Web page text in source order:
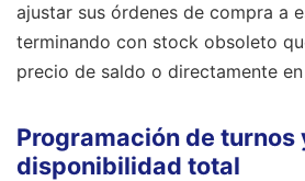
ajustar sus órdenes de compra a
terminando con stock obsoleto
precio de saldo o directamente
Programación de turnos
disponibilidad total